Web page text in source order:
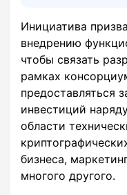
Инициатива
внедрению
чтобы связать
рамках
предоставляться
инвестиций
области
бизнеса,
многого другого.